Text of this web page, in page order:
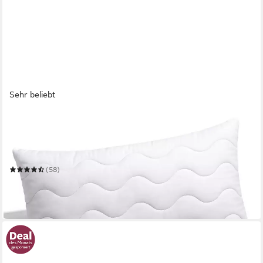
Sehr beliebt
Mehrere Größen
(58)
ab 12,99 €
-35%
in 2-3 Werktagen bei dir